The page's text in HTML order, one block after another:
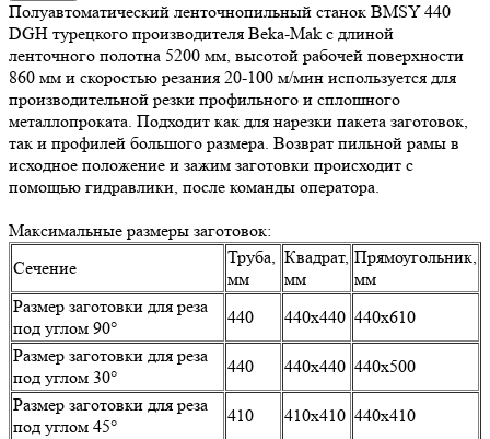
Полуавтоматический ленточнопильный станок BMSY 440
DGH турецкого производителя Beka-Mak с длиной
ленточного полотна 5200 мм, высотой рабочей поверхности
860 мм и скоростью резания 20-100 м/мин используется для
производительной резки профильного и сплошного
металлопроката. Подходит как для нарезки пакета заготовок,
так и профилей большого размера. Возврат пильной рамы в
исходное положение и зажим заготовки происходит с
помощью гидравлики, после команды оператора.
Максимальные размеры заготовок:
Сечение
Труба,
мм
Квадрат,
мм
Прямоугольник,
мм
Размер заготовки для реза
под углом 90°
440 440х440 440х610
Размер заготовки для реза
под углом 30°
440 440х440 440х500
Размер заготовки для реза
под углом 45°
410 410х410 440х410